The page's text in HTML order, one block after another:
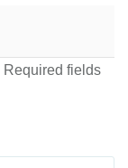
Required fields